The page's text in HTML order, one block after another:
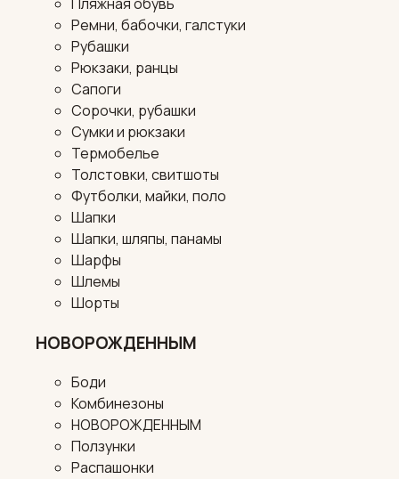
Ремни, бабочки, галстуки
Рубашки
Рюкзаки, ранцы
Сапоги
Сорочки, рубашки
Сумки и рюкзаки
Термобелье
Толстовки, свитшоты
Футболки, майки, поло
Шапки
Шапки, шляпы, панамы
Шарфы
Шлемы
Шорты
НОВОРОЖДЕННЫМ
Боди
Комбинезоны
НОВОРОЖДЕННЫМ
Ползунки
Распашонки